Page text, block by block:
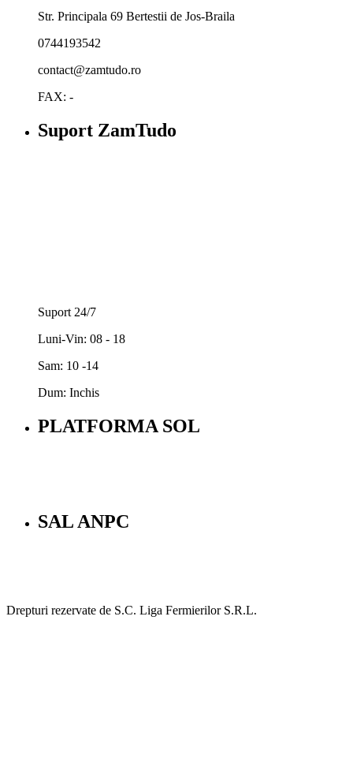
Str. Principala 69 Bertestii de Jos-Braila
0744193542
contact@zamtudo.ro
FAX: -
Suport ZamTudo
Suport 24/7
Luni-Vin: 08 - 18
Sam: 10 -14
Dum: Inchis
PLATFORMA SOL
SAL ANPC
Drepturi rezervate de S.C. Liga Fermierilor S.R.L.